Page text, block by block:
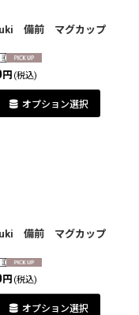
備前 マグカップ
円 (税込)
オプション選択
備前 マグカップ
円 (税込)
オプション選択